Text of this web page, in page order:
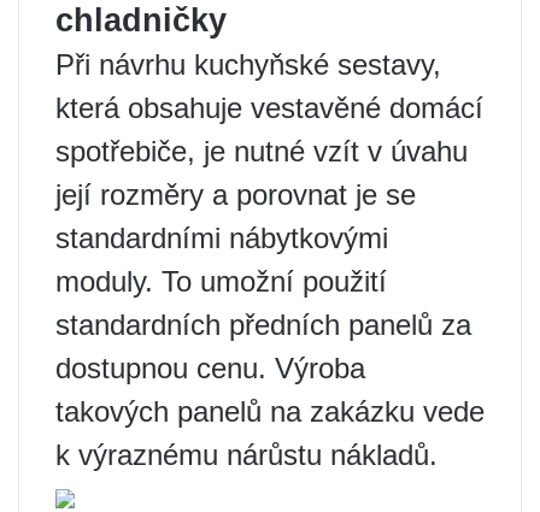
chladničky
Při návrhu kuchyňské sestavy,
která obsahuje vestavěné domácí
spotřebiče, je nutné vzít v úvahu
její rozměry a porovnat je se
standardními nábytkovými
moduly. To umožní použití
standardních předních panelů za
dostupnou cenu. Výroba
takových panelů na zakázku vede
k výraznému nárůstu nákladů.